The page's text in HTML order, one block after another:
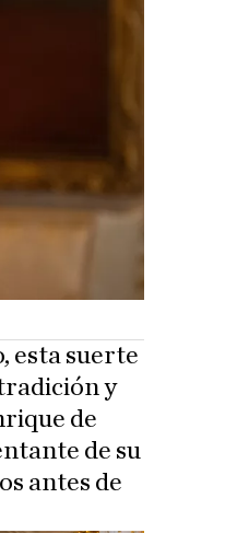
esta suerte
y
de
de su
antes de